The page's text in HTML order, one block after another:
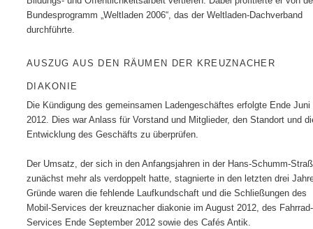
Bundesprogramm „Weltladen 2006“, das der Weltladen-Dachverband
durchführte.
AUSZUG AUS DEN RÄUMEN DER KREUZNACHER
DIAKONIE
Die Kündigung des gemeinsamen Ladengeschäftes erfolgte Ende Juni
2012. Dies war Anlass für Vorstand und Mitglieder, den Standort und
Entwicklung des Geschäfts zu überprüfen.
Der Umsatz, der sich in den Anfangsjahren in der Hans-Schumm-
zunächst mehr als verdoppelt hatte, stagnierte in den letzten drei
Gründe waren die fehlende Laufkundschaft und die Schließungen des
Mobil-Services der kreuznacher diakonie im August 2012, des Fahrrad-
Services Ende September 2012 sowie des Cafés Antik.